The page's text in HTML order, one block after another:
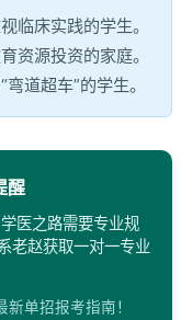
临床实践的学生。
资源投资的家庭。
道超车”的学生。
醒
医之路需要专业规
老赵获取一对一专业
单招报考指南！